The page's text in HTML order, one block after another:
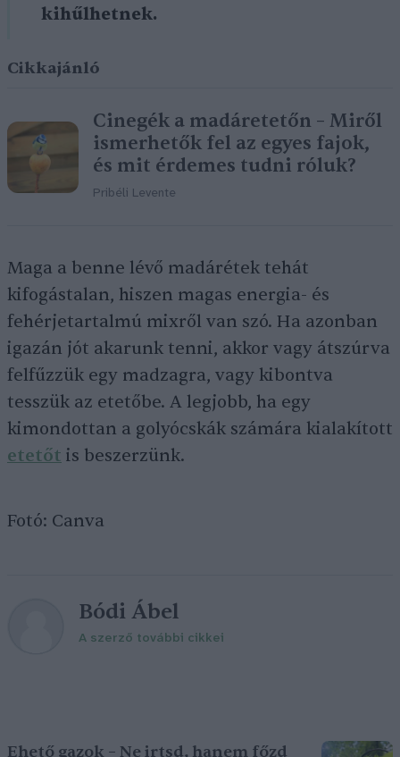
kihűlhetnek.
Cikkajánló
Cinegék a madáretetőn – Miről
ismerhetők fel az egyes fajok,
és mit érdemes tudni róluk?
Pribéli Levente
Maga a benne lévő madárétek tehát
kifogástalan, hiszen magas energia- és
fehérjetartalmú mixről van szó. Ha azonban
igazán jót akarunk tenni, akkor vagy átszúrva
felfűzzük egy madzagra, vagy kibontva
tesszük az etetőbe. A legjobb, ha egy
kimondottan a golyócskák számára kialakított
etetőt is beszerzünk.
Fotó: Canva
Bódi Ábel
A szerző további cikkei
Ehető gazok – Ne irtsd, hanem főzd